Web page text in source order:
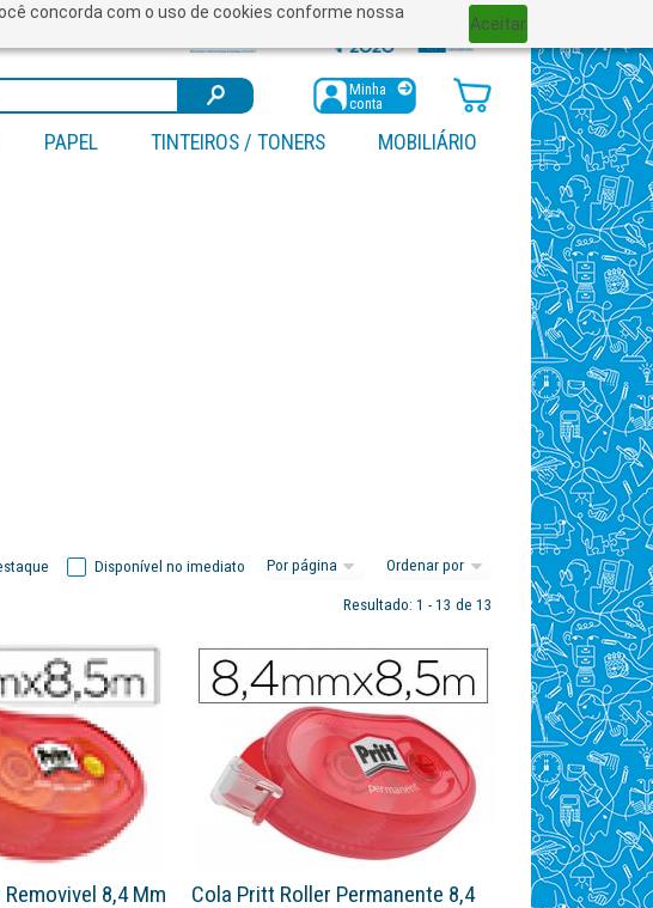
concorda com o uso de cookies conforme nossa
Aceitar
Minha
conta
PAPEL TINTEIROS / TONERS MOBILIÁRIO
Disponível no imediato
Resultado: 1 - 13 de 13
8,4 Mm
Cola Pritt Roller Permanente 8,4